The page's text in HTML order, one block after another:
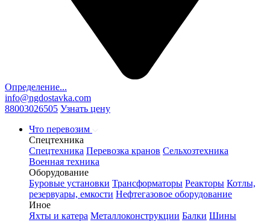
Определение...
info@ngdostavka.com
88003026505 Узнать цену
Что перевозим
Спецтехника
Спецтехника Перевозка кранов Сельхозтехника
Военная техника
Оборудование
Буровые установки Трансформаторы Реакторы Котлы,
резервуары, емкости Нефтегазовое оборудование
Иное
Яхты и катера Металлоконструкции Балки Шины